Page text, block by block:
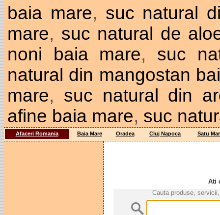
baia mare, suc natural
mare, suc natural de
noni baia mare, suc
natural din mangostan
mare, suc natural din
afine baia mare, suc
Afaceri Romania Baia Mare Oradea Cluj Napoca Satu
Ati
Cauta produse,